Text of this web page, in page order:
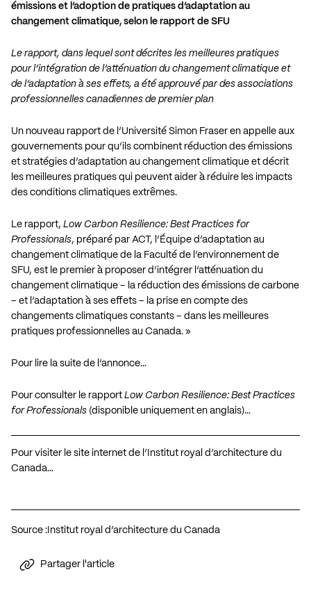
émissions et l’adoption de pratiques d’adaptation au
changement climatique, selon le rapport de SFU
Le rapport, dans lequel sont décrites les meilleures pratiques
pour l’intégration de l’atténuation du changement climatique et
de l’adaptation à ses effets, a été approuvé par des associations
professionnelles canadiennes de premier plan
Un nouveau rapport de l’Université Simon Fraser en appelle aux
gouvernements pour qu’ils combinent réduction des émissions
et stratégies d’adaptation au changement climatique et décrit
les meilleures pratiques qui peuvent aider à réduire les impacts
des conditions climatiques extrêmes.
Le rapport, Low Carbon Resilience: Best Practices for
Professionals, préparé par ACT, l’Équipe d’adaptation au
changement climatique de la Faculté de l’environnement de
SFU, est le premier à proposer d’intégrer l’atténuation du
changement climatique – la réduction des émissions de carbone
– et l’adaptation à ses effets – la prise en compte des
changements climatiques constants – dans les meilleures
pratiques professionnelles au Canada. »
Pour lire la suite de l’annonce…
Pour consulter le rapport Low Carbon Resilience: Best Practices
for Professionals (disponible uniquement en anglais)…
Pour visiter le site internet de l’Institut royal d’architecture du
Canada…
Source : Institut royal d’architecture du Canada
Partager l'article